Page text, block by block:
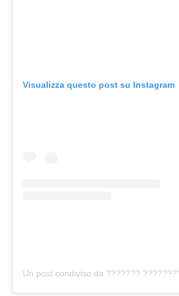
Visualizza questo post su Instagram